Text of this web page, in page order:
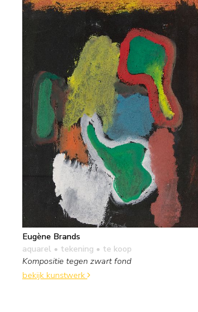
Eugène Brands
aquarel • tekening • te koop
Kompositie tegen zwart fond
bekijk kunstwerk